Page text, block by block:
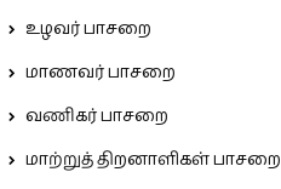
உழவர் பாசறை
மாணவர் பாசறை
வணிகர் பாசறை
மாற்றுத் திறனாளிகள் பாசறை